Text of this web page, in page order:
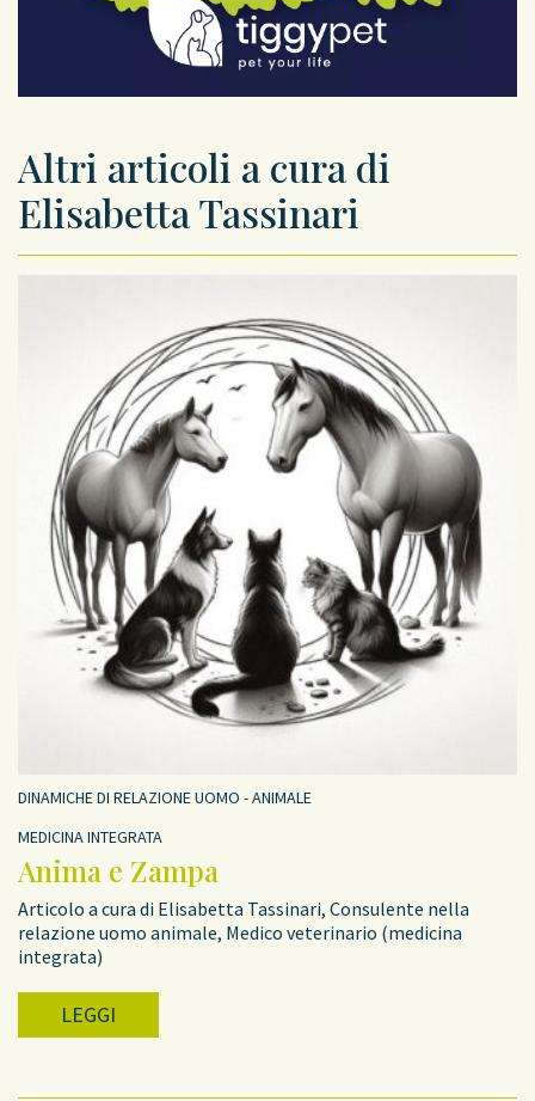
Altri articoli a cura di
Elisabetta Tassinari
DINAMICHE DI RELAZIONE UOMO - ANIMALE
MEDICINA INTEGRATA
Anima e Zampa
Articolo a cura di Elisabetta Tassinari, Consulente nella
relazione uomo animale, Medico veterinario (medicina
integrata)
LEGGI